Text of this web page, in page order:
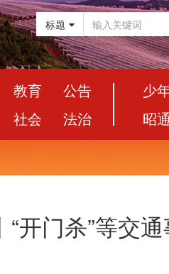
标题
教育
公告
社会 法治
少
昭
开门杀”等交